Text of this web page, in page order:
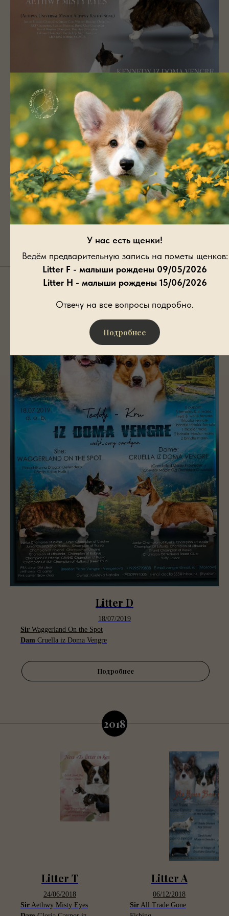
У нас есть щенки!
Ведём предварительную запись на пометы щенков:
Litter F - малыши рождены 09/05/2026
Litter H - малыши рождены 15/06/2026
Отвечу на все вопросы подробно.
Подробнее
Litter N
29/10/2020
SirAethwy Misty Eyes
DamKennedy Iz Doma Vengre
Подробнее
2019
Litter D
18/07/2019
Sir Waggerland On the Spot
Dam Cruella iz Doma Vengre
Подробнее
2018
Litter T
24/06/2018
Sir Aethwy Misty Eyes
Litter A
06/12/2018
Sir All Trade Gone